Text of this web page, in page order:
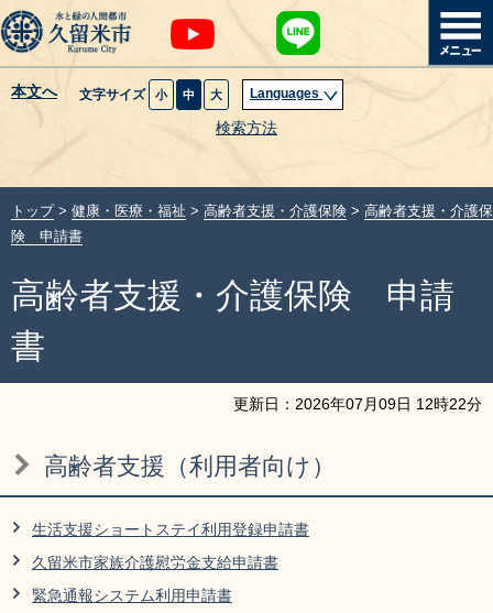
本文へ 文字サイズ 小 中 大 Languages
検索方法
暮らし・届出
健康・医療・福祉
観光魅力・イベント
創業・産業・ビジネス
サイトマップ 組織から探す
RSS プライバシーポリシー
トップ> 健康・医療・福祉 > 高齢者支援・介護保険 > 高齢者支援・介護保
険 申請書
高齢者支援・介護保険 申請
書
更新日： 2026年07 月09日 12時22分
高齢者支援（利用者向け）
生活支援ショートステイ利用登録申請書
久留米市家族介護慰労金支給申請書
緊急通報システム利用申請書